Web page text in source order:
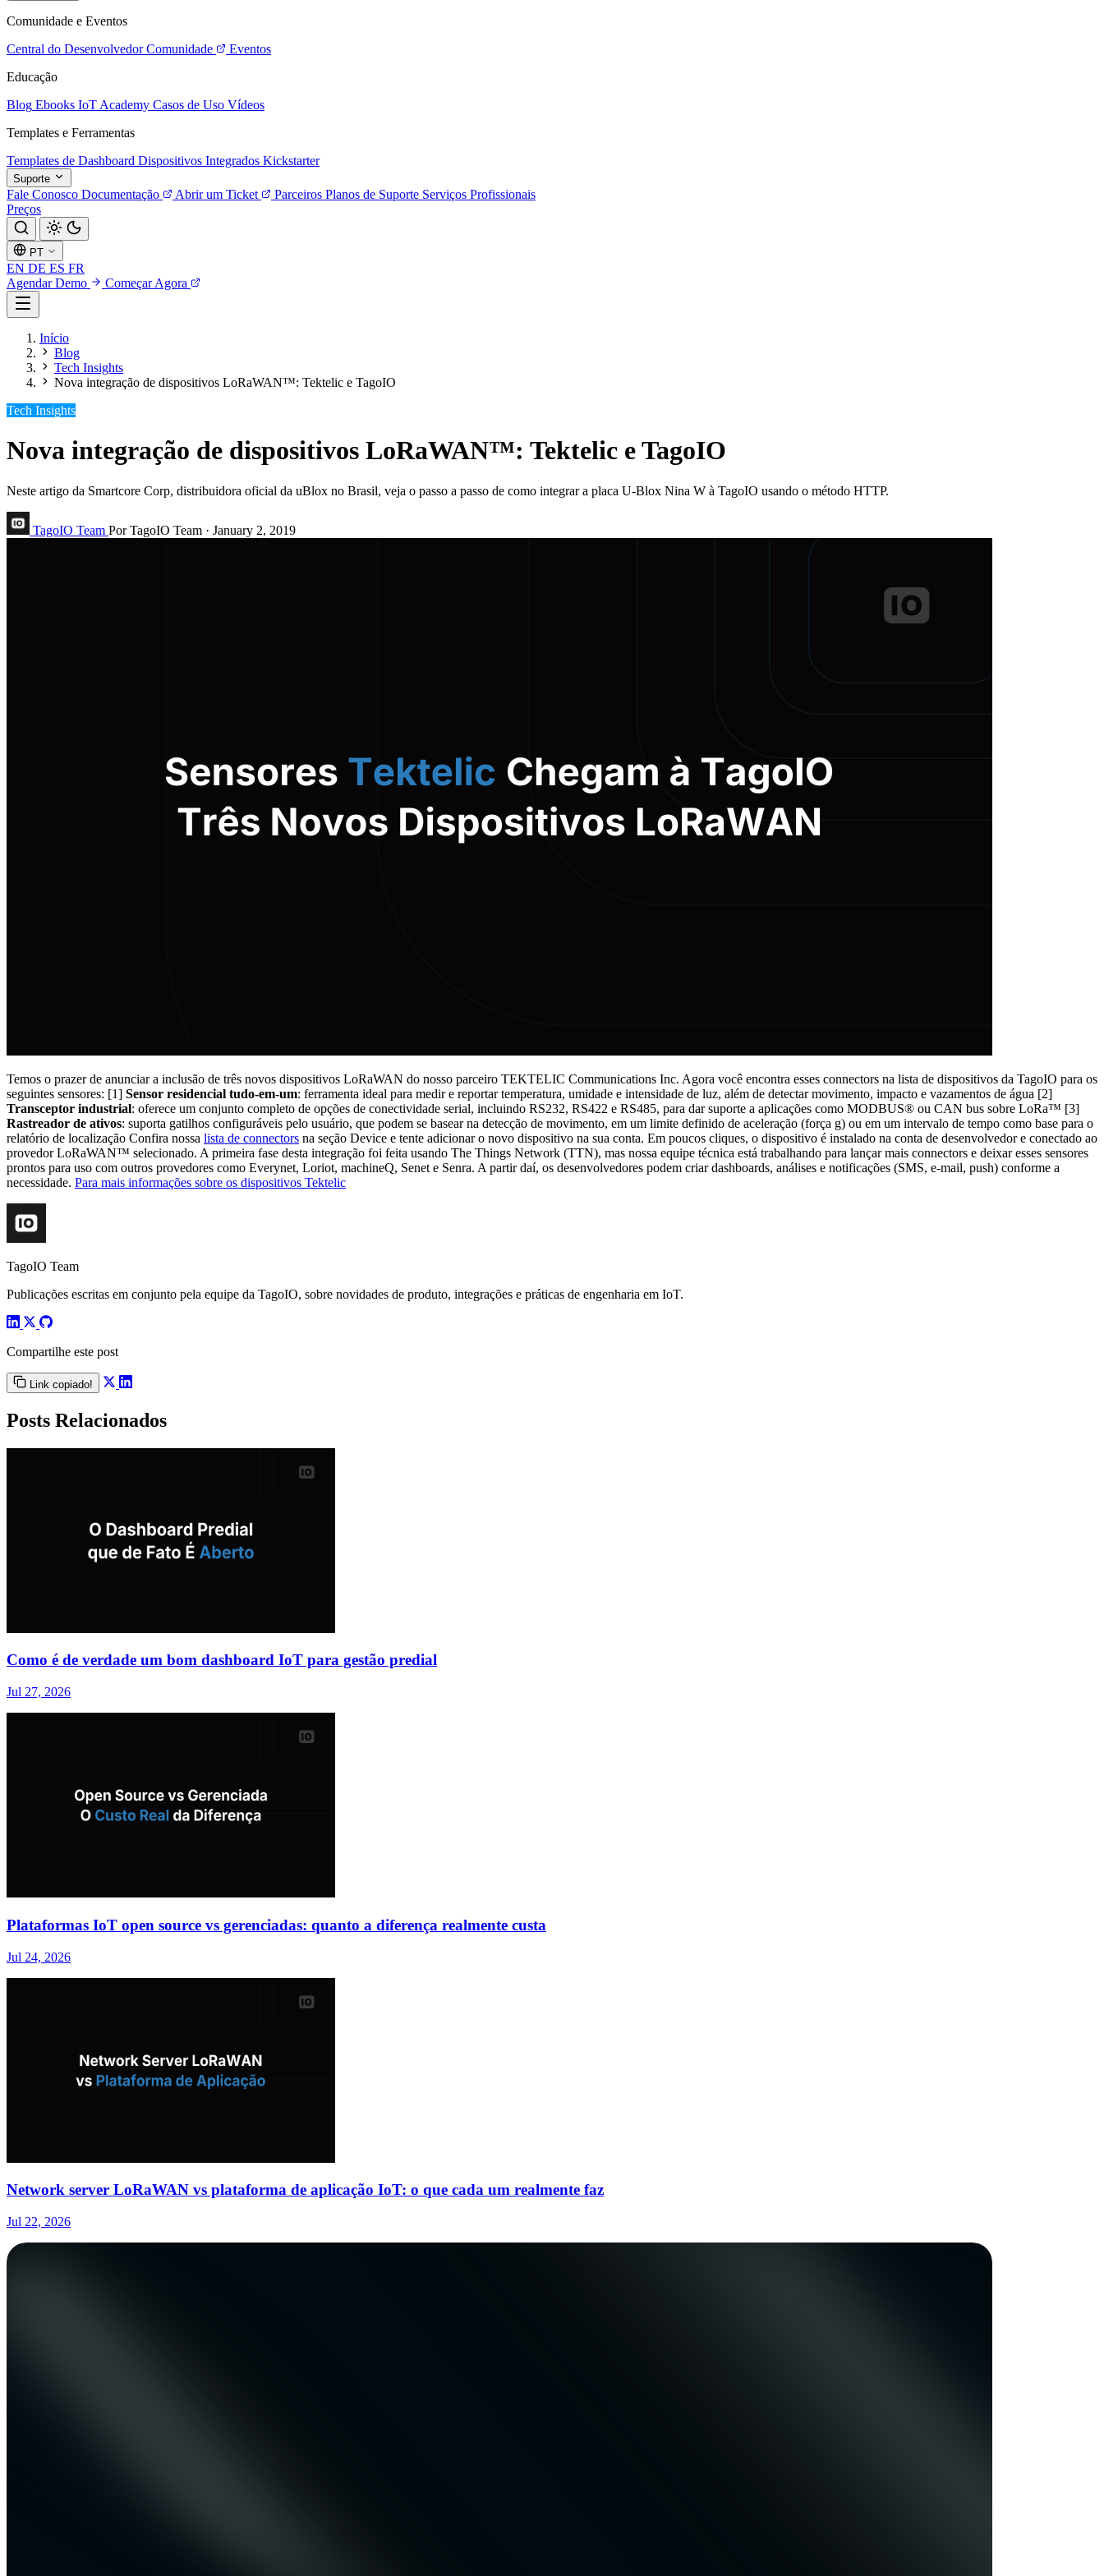
Comunidade e Eventos
Central do Desenvolvedor Comunidade
Eventos
Educação
Blog Ebooks IoT Academy Casos de Uso Vídeos
Templates e Ferramentas
Templates de Dashboard Dispositivos Integrados Kickstarter
Suporte
Fale Conosco Documentação Abrir um Ticket Parceiros Planos de Suporte Serviços Profissionais
Preços
PT
EN DE ES FR
Agendar Demo
Começar Agora
Início
Blog
Tech Insights
Nova integração de dispositivos LoRaWAN™: Tektelic e TagoIO
Tech Insights
Nova integração de dispositivos LoRaWAN™: Tektelic e TagoIO
Neste artigo da Smartcore Corp, distribuidora oficial da uBlox no Brasil, veja o passo a passo de como integrar a placa U-Blox Nina W à TagoIO usando o método HTTP.
TagoIO Team Por TagoIO Team · January 2, 2019
Temos o prazer de anunciar a inclusão de três novos dispositivos LoRaWAN do nosso parceiro TEKTELIC Communications Inc. Agora você encontra esses connectors na lista de dispositivos da TagoIO para os
seguintes sensores: [1] Sensor residencial tudo-em-um: ferramenta ideal para medir e reportar temperatura, umidade e intensidade de luz, além de detectar movimento, impacto e vazamentos de água [2]
Transceptor industrial: oferece um conjunto completo de opções de conectividade serial, incluindo RS232, RS422 e RS485, para dar suporte a aplicações como MODBUS® ou CAN bus sobre LoRa™ [3]
Rastreador de ativos: suporta gatilhos configuráveis pelo usuário, que podem se basear na detecção de movimento, em um limite definido de aceleração (força g) ou em um intervalo de tempo como base para o
relatório de localização Confira nossa lista de connectors na seção Device e tente adicionar o novo dispositivo na sua conta. Em poucos cliques, o dispositivo é instalado na conta de desenvolvedor e conectado ao
provedor LoRaWAN™ selecionado. A primeira fase desta integração foi feita usando The Things Network (TTN), mas nossa equipe técnica está trabalhando para lançar mais connectors e deixar esses sensores
prontos para uso com outros provedores como Everynet, Loriot, machineQ, Senet e Senra. A partir daí, os desenvolvedores podem criar dashboards, análises e notificações (SMS, e-mail, push) conforme a
necessidade. Para mais informações sobre os dispositivos Tektelic
TagoIO Team
Publicações escritas em conjunto pela equipe da TagoIO, sobre novidades de produto, integrações e práticas de engenharia em IoT.
Compartilhe este post
Link copiado!
Posts Relacionados
Como é de verdade um bom dashboard IoT para gestão predial
Jul 27, 2026
Plataformas IoT open source vs gerenciadas: quanto a diferença realmente custa
Jul 24, 2026
Network server LoRaWAN vs plataforma de aplicação IoT: o que cada um realmente faz
Jul 22, 2026